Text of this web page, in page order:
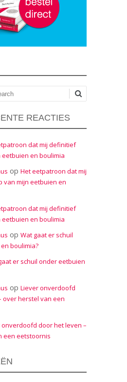
REACTIES
dat mij definitief
en boulimia
op Het eetpatroon dat mij
van mijn eetbuien en
dat mij definitief
en boulimia
op Wat gaat er schuil
boulimia?
er schuil onder eetbuien
op Liever onverdoofd
over herstel van een
onverdoofd door het leven –
een eetstoornis